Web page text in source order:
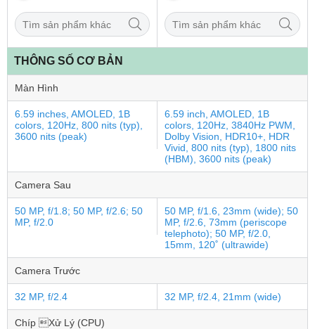
THÔNG SỐ CƠ BẢN
Màn Hình
6.59 inches, AMOLED, 1B
colors, 120Hz, 800 nits (typ),
3600 nits (peak)
6.59 inch, AMOLED, 1B
colors, 120Hz, 3840Hz PWM,
Dolby Vision, HDR10+, HDR
Vivid, 800 nits (typ), 1800 nits
(HBM), 3600 nits (peak)
Camera Sau
50 MP, f/1.8; 50 MP, f/2.6; 50
MP, f/2.0
50 MP, f/1.6, 23mm (wide); 50
MP, f/2.6, 73mm (periscope
telephoto); 50 MP, f/2.0,
15mm, 120˚ (ultrawide)
Camera Trước
32 MP, f/2.4 32 MP, f/2.4, 21mm (wide)
Chíp Xử Lý (CPU)